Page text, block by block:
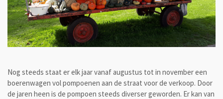
Nog steeds staat er elk jaar vanaf augustus tot in november een
boerenwagen vol pompoenen aan de straat voor de verkoop. Door
de jaren heen is de pompoen steeds diverser geworden. Er kan van